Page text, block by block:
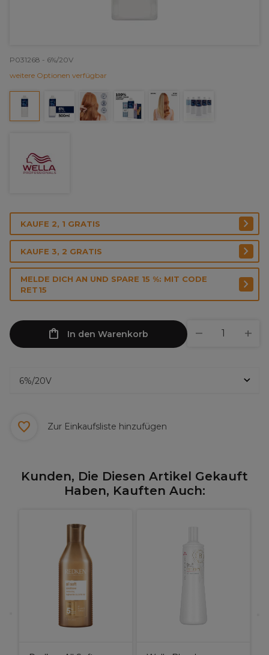
P031268 - 6%/20V
weitere Optionen verfügbar
KAUFE 2, 1 GRATIS
KAUFE 3, 2 GRATIS
MELDE DICH AN UND SPARE 15 %: MIT CODE
RET15
In den Warenkorb
Zur Einkaufsliste hinzufügen
Kunden, Die Diesen Artikel Gekauft
Haben, Kauften Auch: